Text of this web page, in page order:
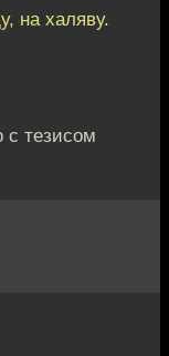
на халяву.
с тезисом